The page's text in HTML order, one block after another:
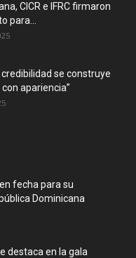
CICR e IFRC firmaron
para...
credibilidad se construye
apariencia”
fecha para su
Dominicana
destaca en la gala